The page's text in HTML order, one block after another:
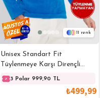
1299,90 TL
11
Unisex Standart Fit
Tüylenmeye Karşı Dirençli
Soğuğa Karşı Dayanıklı Sax
Mavi Dik Bato Yaka Polar
3 Polar 999,90 TL
₺499,99